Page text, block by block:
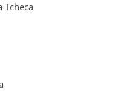
Tcheca